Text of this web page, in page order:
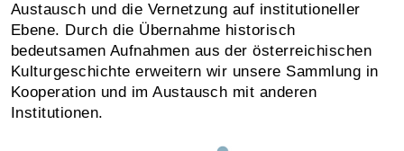
Austausch und die Vernetzung auf institutioneller
Ebene. Durch die Übernahme historisch
bedeutsamen Aufnahmen aus der österreichischen
Kulturgeschichte erweitern wir unsere Sammlung in
Kooperation und im Austausch mit anderen
Institutionen.